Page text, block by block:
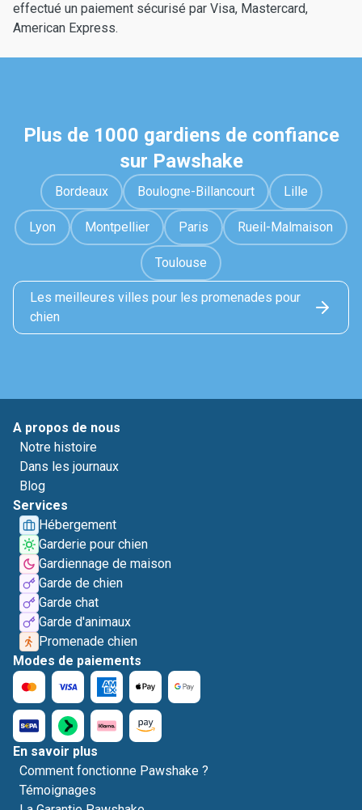
effectué un paiement sécurisé par Visa, Mastercard,
American Express.
Plus de 1000 gardiens de confiance
sur Pawshake
Bordeaux Boulogne-Billancourt Lille
Lyon Montpellier Paris Rueil-Malmaison
Toulouse
Les meilleures villes pour les promenades pour
chien
A propos de nous
Notre histoire
Dans les journaux
Blog
Services
Hébergement
Garderie pour chien
Gardiennage de maison
Garde de chien
Garde chat
Garde d'animaux
Promenade chien
Modes de paiements
En savoir plus
Comment fonctionne Pawshake ?
Témoignages